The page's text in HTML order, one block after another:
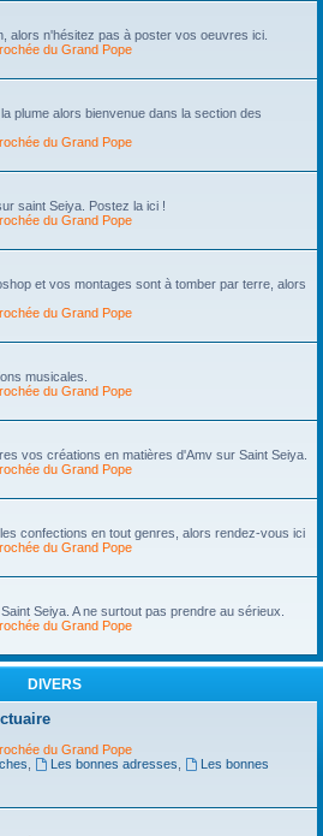
alors n'hésitez pas à poster vos oeuvres ici.
du Grand Pope
plume alors bienvenue dans la section des
du Grand Pope
saint Seiya. Postez la ici !
du Grand Pope
et vos montages sont à tomber par terre, alors
du Grand Pope
musicales.
du Grand Pope
vos créations en matières d'Amv sur Saint Seiya.
du Grand Pope
confections en tout genres, alors rendez-vous ici
du Grand Pope
Seiya. A ne surtout pas prendre au sérieux.
du Grand Pope
DIVERS
du Grand Pope
Les bonnes adresses
Les bonnes